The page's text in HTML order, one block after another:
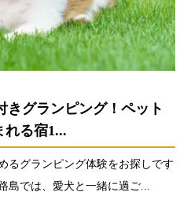
きグランピング！ペット
れる宿1...
るグランピング体験をお探しです
島では、愛犬と一緒に過ご...